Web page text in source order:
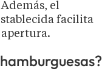
el
facilita
apertura.